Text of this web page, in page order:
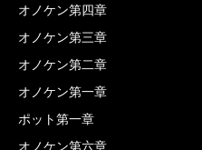
オノケン第四章
オノケン第三章
オノケン第二章
オノケン第一章
ポット第一章
オノケン第六章